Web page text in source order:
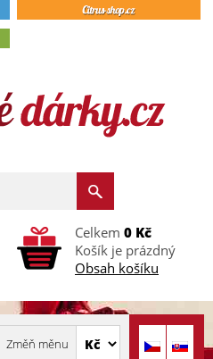
Celkem 0 Kč
Košík je prázdný
Obsah košíku